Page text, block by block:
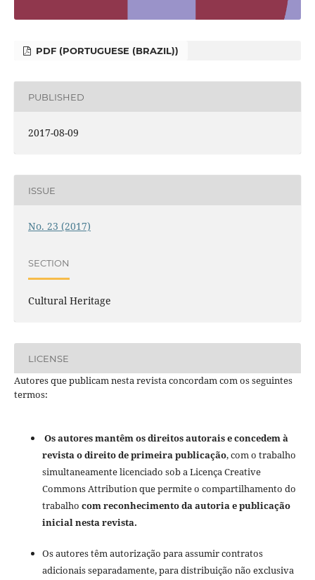
PDF (PORTUGUESE (BRAZIL))
PUBLISHED
2017-08-09
ISSUE
No. 23 (2017)
SECTION
Cultural Heritage
LICENSE
Autores que publicam nesta revista concordam com os seguintes
termos:
Os autores mantêm os direitos autorais e concedem à
revista o direito de primeira publicação, com o trabalho
simultaneamente licenciado sob a Licença Creative
Commons Attribution que permite o compartilhamento do
trabalho com reconhecimento da autoria e publicação
inicial nesta revista.
Os autores têm autorização para assumir contratos
adicionais separadamente, para distribuição não exclusiva